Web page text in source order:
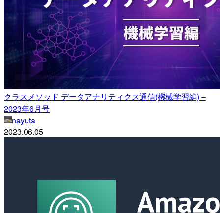
クラスメソッド データアナリティクス通信(機械学習編) –
2023年6月号
nayuta
2023.06.05